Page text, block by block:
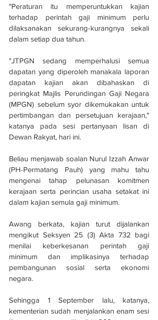
"Peraturan itu memperuntukkan kajian
terhadap perintah gaji minimum perlu
dilaksanakan sekurang-kurangnya sekali
dalam setiap dua tahun.
"JTPGN sedang memperhalusi semua
dapatan yang diperoleh manakala laporan
dapatan kajian akan dibahaskan di
peringkat Majlis Perundingan Gaji Negara
(MPGN) sebelum syor dikemukakan untuk
pertimbangan dan persetujuan kerajaan,"
katanya pada sesi pertanyaan lisan di
Dewan Rakyat, hari ini.
Beliau menjawab soalan Nurul Izzah Anwar
(PH-Permatang Pauh) yang mahu tahu
mengenai tahap pelunasan komitmen
kerajaan serta perincian usaha setakat ini
dalam kajian semula gaji minimum.
Awang berkata, kajian turut dijalankan
mengikut Seksyen 25 (3) Akta 732 bagi
menilai keberkesanan perintah gaji
minimum dan implikasinya terhadap
pembangunan sosial serta ekonomi
negara.
Sehingga 1 September lalu, katanya,
kementerian sudah menjalankan enam sesi